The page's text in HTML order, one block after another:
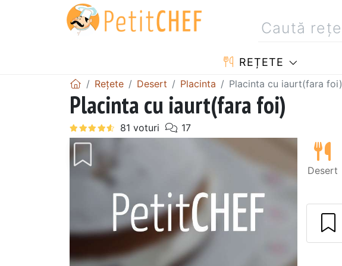
REȚETE
Rețete Desert Placinta Placinta cu iaurt(fara foi)
Placinta cu iaurt(fara foi)
Desert